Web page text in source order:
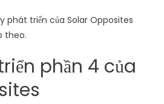
phát triển của Solar Opposites
theo.
phần 4 của